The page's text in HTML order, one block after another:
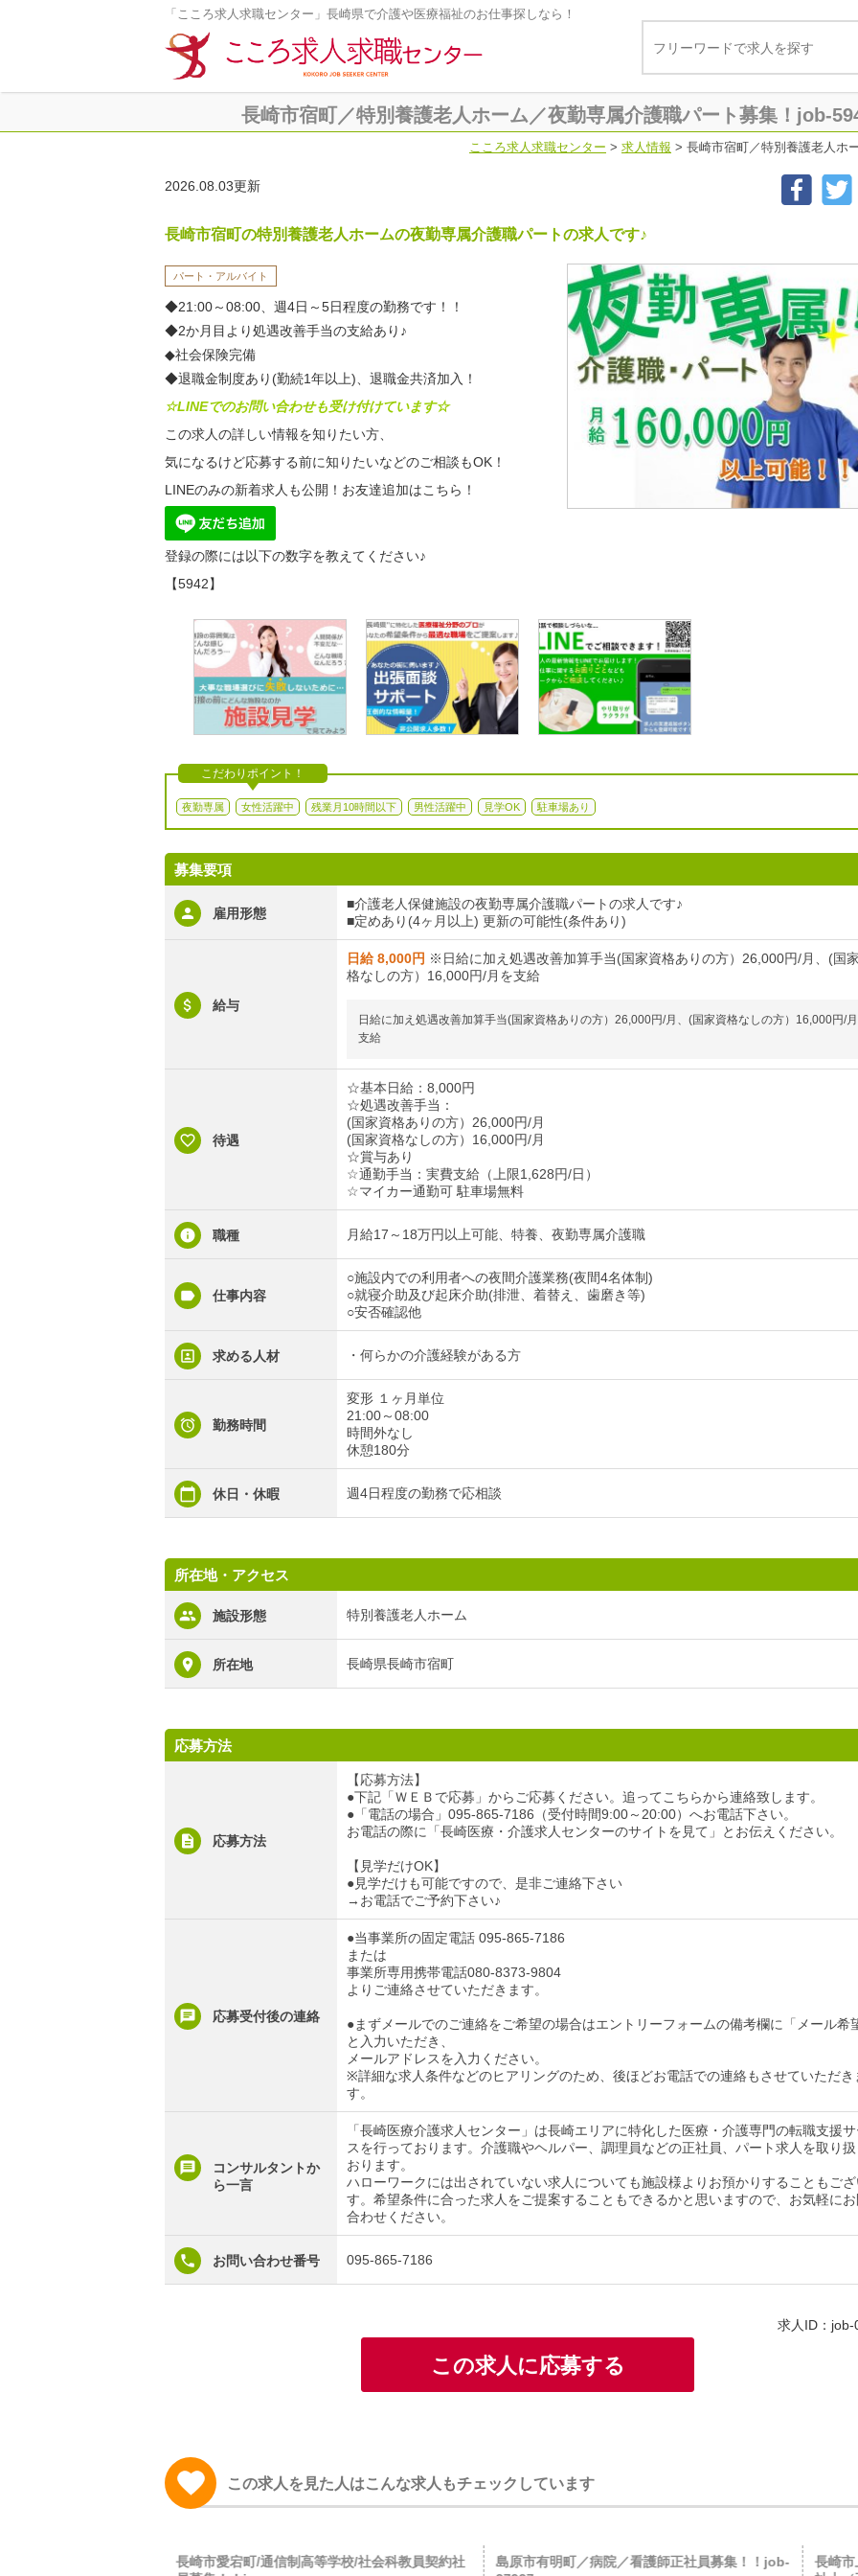
「こころ求人求職センター」長崎県で介護や医療福祉のお仕事探しなら！
長崎市宿町／特別養護老人ホーム／夜勤専属介護職パート募集！job-
こころ求人求職センター > 求人情報 > 長崎市宿町／特別養護老人ホ
2026.08.03更新
長崎市宿町の特別養護老人ホームの夜勤専属介護職パートの求人です♪
パート・アルバイト
◆21:00～08:00、週4日～5日程度の勤務です！！
◆2か月目より処遇改善手当の支給あり♪
◆社会保険完備
◆退職金制度あり(勤続1年以上)、退職金共済加入！
☆LINEでのお問い合わせも受け付けています☆
この求人の詳しい情報を知りたい方、
気になるけど応募する前に知りたいなどのご相談もOK！
LINEのみの新着求人も公開！お友達追加はこちら！
登録の際には以下の数字を教えてください♪
【5942】
こだわりポイント！
夜勤専属 女性活躍中 残業月10時間以下 男性活躍中 見学OK 駐車場あり
募集要項
雇用形態
■介護老人保健施設の夜勤専属介護職パートの求人です♪
■定めあり(4ヶ月以上) 更新の可能性(条件あり)
給与
日給 8,000円 ※日給に加え処遇改善加算手当(国家資格ありの方）26,000円/月、(国
格なしの方）16,000円/月を支給
日給に加え処遇改善加算手当(国家資格ありの方）26,000円/月、(国家資格なしの方）16,000円/
支給
待遇
☆基本日給：8,000円
☆処遇改善手当：
(国家資格ありの方）26,000円/月
(国家資格なしの方）16,000円/月
☆賞与あり
☆通勤手当：実費支給（上限1,628円/日）
☆マイカー通勤可 駐車場無料
職種 月給17～18万円以上可能、特養、夜勤専属介護職
仕事内容
○施設内での利用者への夜間介護業務(夜間4名体制)
○就寝介助及び起床介助(排泄、着替え、歯磨き等)
○安否確認他
求める人材 ・何らかの介護経験がある方
勤務時間
変形 １ヶ月単位
21:00～08:00
時間外なし
休憩180分
休日・休暇 週4日程度の勤務で応相談
所在地・アクセス
施設形態 特別養護老人ホーム
所在地 長崎県長崎市宿町
応募方法
応募方法
【応募方法】
●下記「ＷＥＢで応募」からご応募ください。追ってこちらから連絡致します。
●「電話の場合」095-865-7186（受付時間9:00～20:00）へお電話下さい。
お電話の際に「長崎医療・介護求人センターのサイトを見て」とお伝えください。
【見学だけOK】
●見学だけも可能ですので、是非ご連絡下さい
→お電話でご予約下さい♪
応募受付後の連絡
●当事業所の固定電話 095-865-7186
または
事業所専用携帯電話080-8373-9804
よりご連絡させていただきます。
●まずメールでのご連絡をご希望の場合はエントリーフォームの備考欄に「メール希
と入力いただき、
メールアドレスを入力ください。
※詳細な求人条件などのヒアリングのため、後ほどお電話での連絡もさせていただき
す。
コンサルタントか
ら一言
「長崎医療介護求人センター」は長崎エリアに特化した医療・介護専門の転職支援
スを行っております。介護職やヘルパー、調理員などの正社員、パート求人を取り扱
おります。
ハローワークには出されていない求人についても施設様よりお預かりすることもござ
す。希望条件に合った求人をご提案することもできるかと思いますので、お気軽に
合わせください。
お問い合わせ番号 095-865-7186
求人ID：job-
この求人に応募する
この求人を見た人はこんな求人もチェックしています
長崎市愛宕町/通信制高等学校/社会科教員契約社
島原市有明町／病院／看護師正社員募集！！job-
長崎市